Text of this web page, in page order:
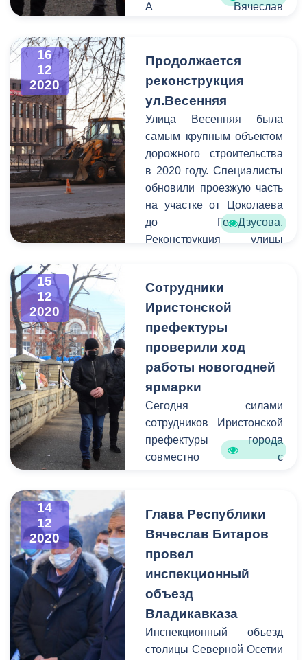
А Вячеслав
проблемные объекты и
Карцинское шоссе ,в
районе конечных пунктов
маршрутных такси №21 и
№17.
16
12
2020
Продолжается
реконструкция
ул.Весенняя
Улица Весенняя была
самым крупным объектом
дорожного строительства
в 2020 году. Специалисты
обновили проезжую часть
на участке от Цоколаева
до Ген.Дзусова.
Реконструкция улицы
15
12
2020
Сотрудники
Иристонской
префектуры
проверили ход
работы новогодней
ярмарки
Сегодня силами
сотрудников Иристонской
префектуры города
совместно с
очередной рейд по
незаконной торговли.
14
12
2020
Глава Республики
Вячеслав Битаров
провел
инспекционный
объезд
Владикавказа
Инспекционный объезд
столицы Северной Осетии